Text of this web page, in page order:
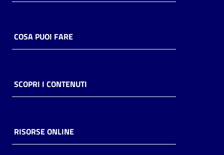
online
Casa
Piani
storico
COSA PUOI FARE
SCOPRI I CONTENUTI
RISORSE ONLINE